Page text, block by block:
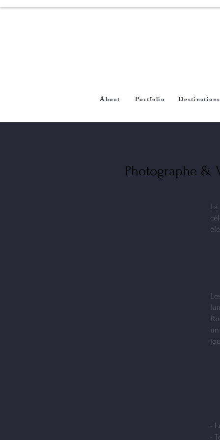
About Portfolio Destinations
Photographe &
-
-